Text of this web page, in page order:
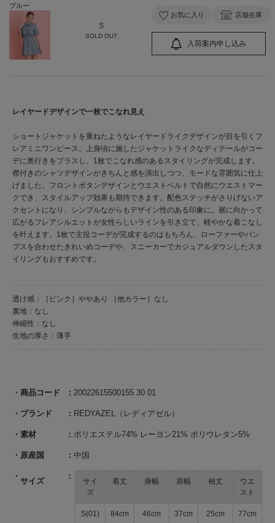
商品コード 20022615500155 30 01
ブランド REDYAZEL（レディアゼル）
素材 ポリエステル74% レーヨン21% ポリウレタン5%
原産国 中国
サイズ
サイ
ズ
着丈 身幅 肩幅 袖丈
ウエ
スト
S(01) 84cm 46cm 37cm 25cm 77cm
ブルー
S
SOLD OUT
お気に入り 店舗在庫
入荷案内申し込み
レイヤードデザインで一枚でこなれ見え
ショートジャケットを重ねたようなレイヤードライクデザインが目を引くフ
レアミニワンピース。上身頃に施したジャケットライクなディテールがコー
デに奥行きをプラスし、1枚でこなれ感のあるスタイリングが完成します。
襟付きのシャツデザインがきちんと感を演出しつつ、モードな雰囲気に仕上
げました。フロントボタンデザインとウエストベルトで自然にウエストマー
クでき、スタイルアップ効果も期待できます。配色ステッチがさりげないア
クセントになり、シンプルながらもデザイン性のある印象に。裾に向かって
広がるフレアシルエットが女性らしいラインを引き立て、軽やかな着こなし
を叶えます。1枚で主役コーデが完成するのはもちろん、ローファーやパン
プスを合わせたきれいめコーデや、スニーカーでカジュアルダウンしたスタ
イリングもおすすめです。
透け感：［ピンク］ややあり ［他カラー］なし
裏地：なし
伸縮性：なし
生地の厚さ：薄手